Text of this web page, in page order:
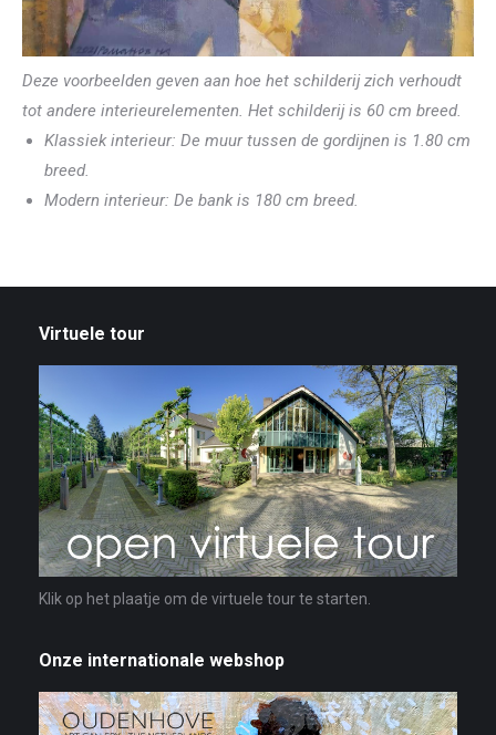
Deze voorbeelden geven aan hoe het schilderij zich verhoudt
tot andere interieurelementen. Het schilderij is 60 cm breed.
Klassiek interieur: De muur tussen de gordijnen is 1.80 cm
breed.
Modern interieur: De bank is 180 cm breed.
Virtuele tour
Klik op het plaatje om de virtuele tour te starten.
Onze internationale webshop